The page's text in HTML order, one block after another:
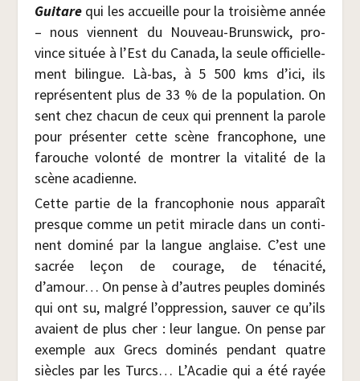
Gui­tarequi les accueille pour la troi­sième année
– nous viennent du Nou­veau-Bruns­wick, pro­
vince située à l’Est du Cana­da, la seule offi­ciel­le­
ment bilingue. Là-bas, à 5 500 kms d’ici, ils
repré­sentent plus de 33 % de la popu­la­tion. On
sent chez cha­cun de ceux qui prennent la parole
pour pré­sen­ter cette scène fran­co­phone, une
farouche volon­té de mon­trer la vita­li­té de la
scène acadienne.
Cette par­tie de la fran­co­pho­nie nous appa­raît
presque comme un petit miracle dans un conti­
nent domi­né par la langue anglaise. C’est une
sacrée leçon de cou­rage, de téna­ci­té,
d’amour… On pense à d’autres peuples domi­nés
qui ont su, mal­gré l’oppression, sau­ver ce qu’ils
avaient de plus cher : leur langue. On pense par
exemple aux Grecs domi­nés pen­dant quatre
siècles par les Turcs… L’Acadie qui a été rayée